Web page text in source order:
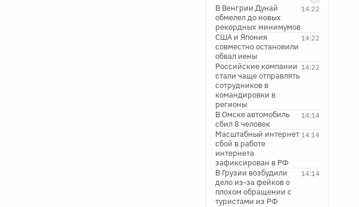
14:22
В Венгрии Дунай
обмелел до новых
рекордных минимумов
14:22
США и Япония
совместно остановили
обвал иены
14:22
Российские компании
стали чаще отправлять
сотрудников в
командировки в
регионы
14:14
В Омске автомобиль
сбил 8 человек
14:14
Масштабный интернет
сбой в работе
интернета
зафиксирован в РФ
14:14
В Грузии возбудили
дело из-за фейков о
плохом обращении с
туристами из РФ